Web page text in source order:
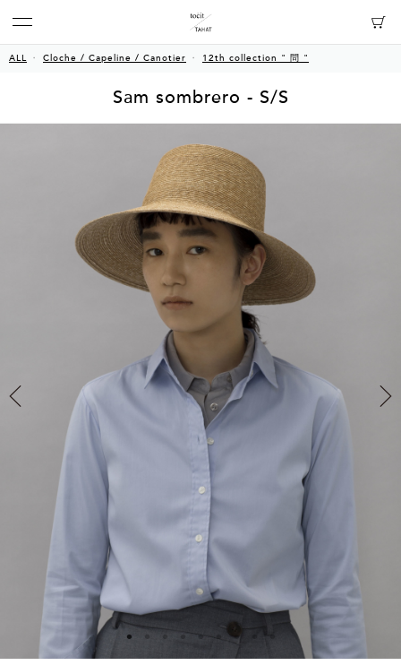
ALL Cloche / Capeline / Canotier 12th collection " 問 "
Sam sombrero - S/S